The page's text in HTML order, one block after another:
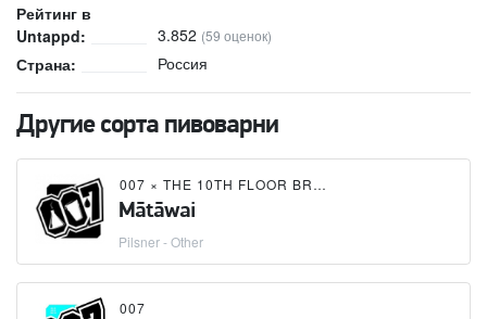
Рейтинг в
Untappd:
3.852 (59 оценок)
Страна: Россия
Другие сорта пивоварни
007 × THE 10TH FLOOR BREWERY
Mātāwai
Pilsner - Other
007